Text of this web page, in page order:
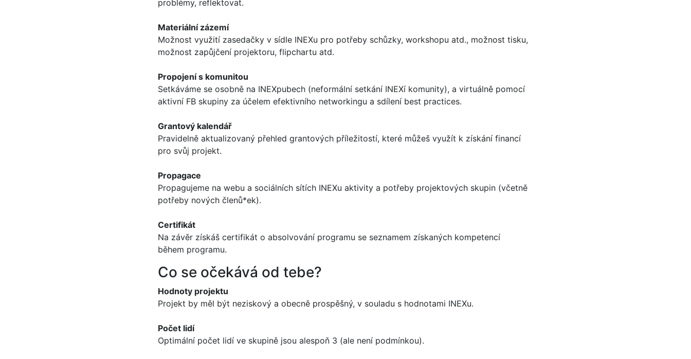
problémy, reflektovat.
Materiální zázemí
Možnost využití zasedačky v sídle INEXu pro potřeby schůzky, workshopu atd., možnost tisku,
možnost zapůjčení projektoru, flipchartu atd.
Propojení s komunitou
Setkáváme se osobně na INEXpubech (neformální setkání INEXí komunity), a virtuálně pomocí
aktivní FB skupiny za účelem efektivního networkingu a sdílení best practices.
Grantový kalendář
Pravidelně aktualizovaný přehled grantových příležitostí, které můžeš využít k získání financí
pro svůj projekt.
Propagace
Propagujeme na webu a sociálních sítích INEXu aktivity a potřeby projektových skupin (včetně
potřeby nových členů*ek).
Certifikát
Na závěr získáš certifikát o absolvování programu se seznamem získaných kompetencí
během programu.
Co se očekává od tebe?
Hodnoty projektu
Projekt by měl být neziskový a obecně prospěšný, v souladu s hodnotami INEXu.
Počet lidí
Optimální počet lidí ve skupině jsou alespoň 3 (ale není podmínkou).